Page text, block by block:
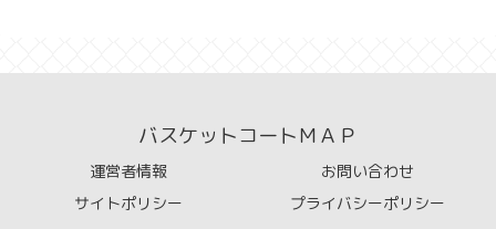
バスケットコートＭＡＰ
運営者情報
お問い合わせ
サイトポリシー
プライバシーポリシー